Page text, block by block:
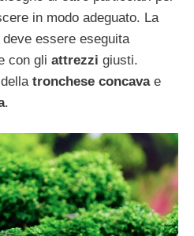
in modo adeguato. La
essere eseguita
con gli attrezzi giusti.
tronchese concavae
.